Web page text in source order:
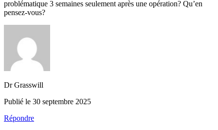
problématique 3 semaines seulement après une opération? Qu’en
pensez-vous?
Dr Grasswill
Publié le 30 septembre 2025
Répondre